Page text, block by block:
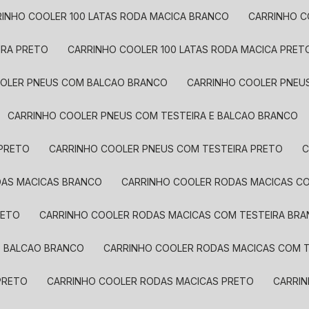
COOLER 100 LATAS RODA MACICA BRANCO CARRINHO
PRETO CARRINHO COOLER 100 LATAS RODA MACICA
PNEUS COM BALCAO BRANCO CARRINHO COOLER
CARRINHO COOLER PNEUS COM TESTEIRA E BALCAO BRANCO
CARRINHO COOLER PNEUS COM TESTEIRA PRETO
MACICAS BRANCO CARRINHO COOLER RODAS MACICAS
CARRINHO COOLER RODAS MACICAS COM TESTEIRA
BALCAO BRANCO CARRINHO COOLER RODAS MACICAS COM
CARRINHO COOLER RODAS MACICAS PRETO